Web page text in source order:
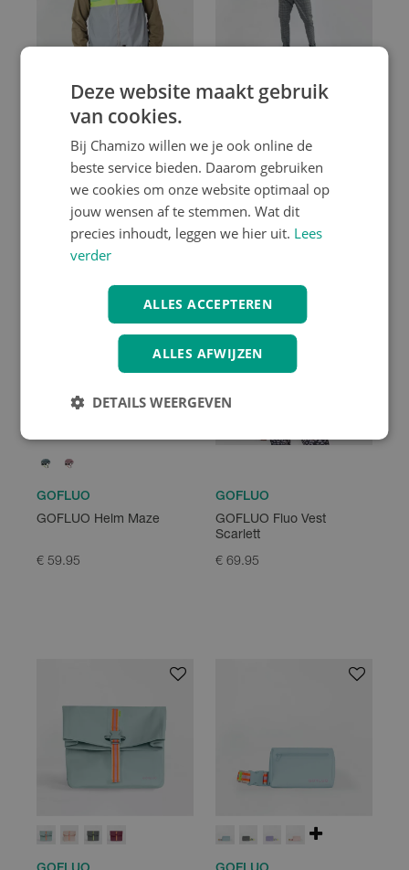
GOFLUO
GOFLUO North
Bodyglower Men
€ 59.95
GOFLUO Fluo Vest
Darknight
€ 49.95
GOFLUO
GOFLUO Helm Maze
€ 59.95
GOFLUO
GOFLUO Fluo Vest
Scarlett
€ 69.95
Deze website maakt gebruik
van cookies.
Bij Chamizo willen we je ook online de
beste service bieden. Daarom gebruiken
we cookies om onze website optimaal op
jouw wensen af te stemmen. Wat dit
precies inhoudt, leggen we hier uit. Lees
verder
ALLES ACCEPTEREN
ALLES AFWIJZEN
DETAILS WEERGEVEN